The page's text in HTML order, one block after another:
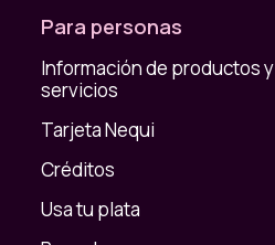
Para personas
Información de productos y
servicios
Tarjeta Nequi
Créditos
Usa tu plata